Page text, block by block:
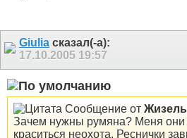
Giulia сказал(-а):
17.10.2005 19:57
Сообщение от Жизель
Зачем нужны румяна? Меня они
краситься неохота. Реснички